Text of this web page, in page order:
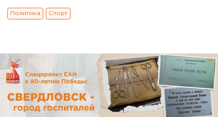
Политика Спорт